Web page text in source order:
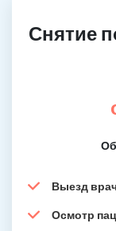
Снятие
Выезд
Осмотр